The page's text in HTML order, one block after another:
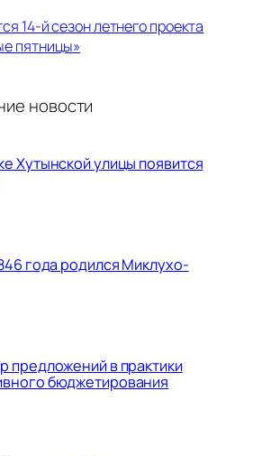
14-й сезон летнего проекта
пятницы»
новости
Хутынской улицы появится
года родился Миклухо-
предложений в практики
бюджетирования